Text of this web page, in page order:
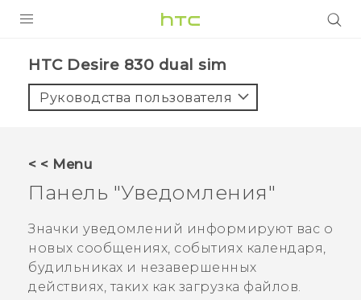
5G
ПОДДЕРЖКА
HTC Desire 830 dual sim‎
Руководства пользователя
< < Menu
Панель "‍Уведомления"‍
Значки уведомлений информируют вас о
новых сообщениях, событиях календаря,
будильниках и незавершенных
действиях, таких как загрузка файлов.